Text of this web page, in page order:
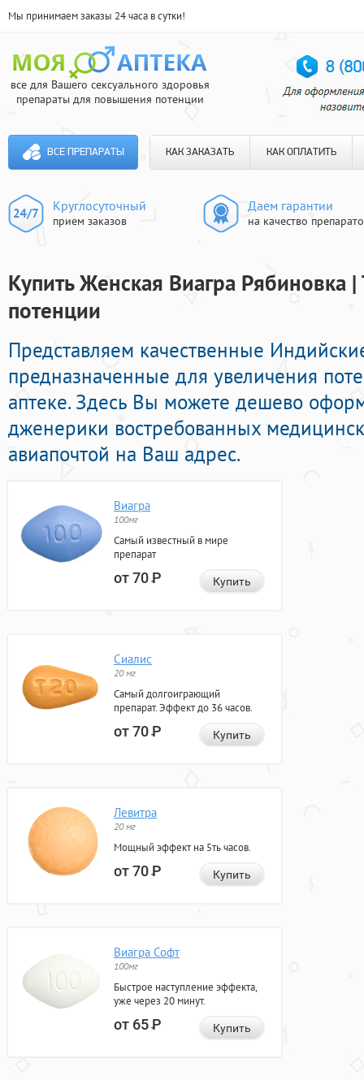
Мы принимаем заказы 24 часа в сутки!
все для Вашего сексуального здоровья
препараты для повышения потенции
ВСЕ ПРЕПАРАТЫ КАК ЗАКАЗАТЬ КАК ОПЛАТИТЬ
Круглосуточный
прием заказов
Даем гарантии
на качество
Купить Женская Виагра Рябиновка |
потенции
Представляем качественные
предназначенные для увеличения
аптеке. Здесь Вы можете дешево
дженерики востребованных
авиапочтой на Ваш адрес.
Виагра
100мг
Самый известный в мире
препарат
от 70Р Купить
Сиалис
20 мг
Самый долгоиграющий
препарат. Эффект до 36 часов.
от 70Р Купить
Левитра
20 мг
Мощный эффект на 5ть часов.
от 70Р Купить
Виагра Софт
100мг
Быстрое наступление эффекта,
уже через 20 минут.
от 65Р Купить